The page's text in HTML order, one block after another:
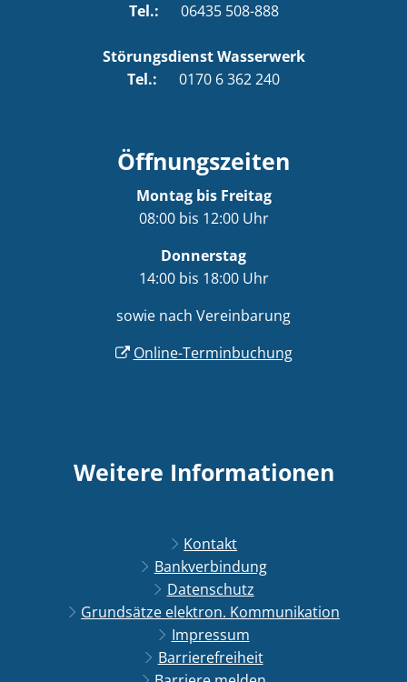
Tel.: 06435 508-888
Störungsdienst Wasserwerk
Tel.: 0170 6 362 240
Öffnungszeiten
Montag bis Freitag
08:00 bis 12:00 Uhr
Donnerstag
14:00 bis 18:00 Uhr
sowie nach Vereinbarung
Online-Terminbuchung
Weitere Informationen
Kontakt
Bankverbindung
Datenschutz
Grundsätze elektron. Kommunikation
Impressum
Barrierefreiheit